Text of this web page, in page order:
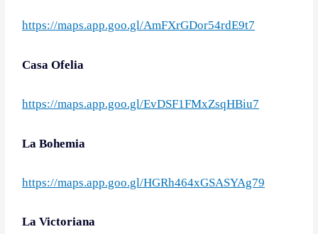
https://maps.app.goo.gl/AmFXrGDor54rdE9t7
Casa Ofelia
https://maps.app.goo.gl/EvDSF1FMxZsqHBiu7
La Bohemia
https://maps.app.goo.gl/HGRh464xGSASYAg79
La Victoriana